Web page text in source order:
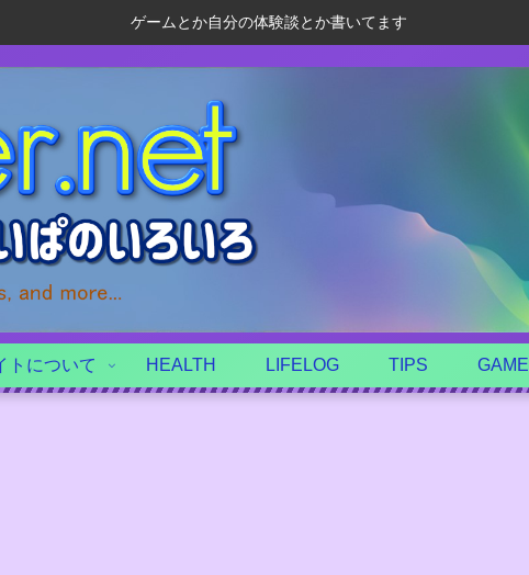
ゲームとか自分の体験談とか書いてます
トについて HEALTH LIFELOG TIPS GAME